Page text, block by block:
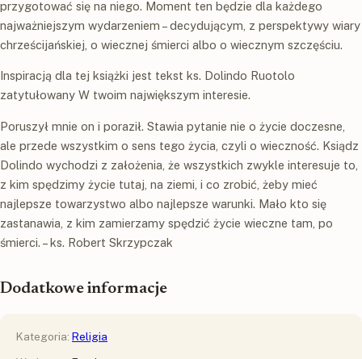
przygotować się na niego. Moment ten będzie dla każdego
najważniejszym wydarzeniem – decydującym, z perspektywy wiary
chrześcijańskiej, o wiecznej śmierci albo o wiecznym szczęściu.
Inspiracją dla tej książki jest tekst ks. Dolindo Ruotolo
zatytułowany W twoim największym interesie.
Poruszył mnie on i poraził. Stawia pytanie nie o życie doczesne,
ale przede wszystkim o sens tego życia, czyli o wieczność. Ksiądz
Dolindo wychodzi z założenia, że wszystkich zwykle interesuje to,
z kim spędzimy życie tutaj, na ziemi, i co zrobić, żeby mieć
najlepsze towarzystwo albo najlepsze warunki. Mało kto się
zastanawia, z kim zamierzamy spędzić życie wieczne tam, po
śmierci. – ks. Robert Skrzypczak
Dodatkowe informacje
Kategoria: Religia